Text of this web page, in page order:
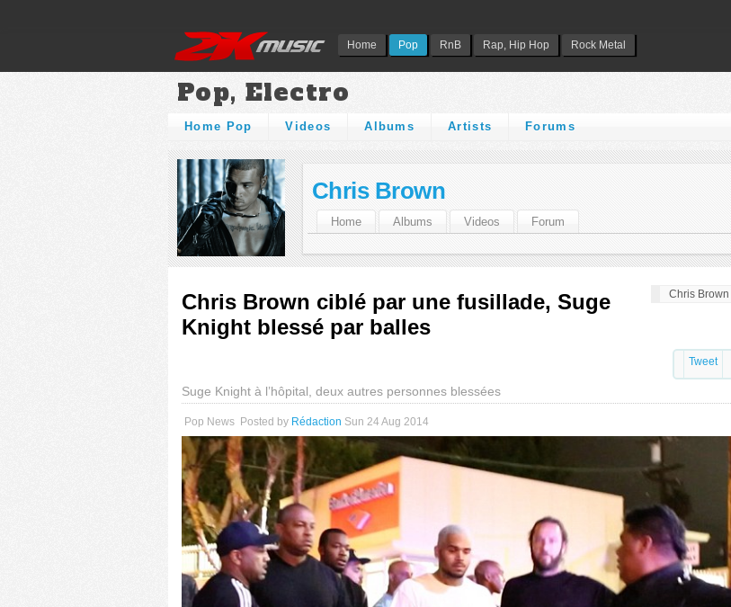
Home Pop RnB Rap, Hip Hop Rock Metal
Pop, Electro
Home Pop Videos Albums Artists Forums
Chris Brown
Home Albums Videos Forum
Chris Brown
Chris Brown ciblé par une fusillade, Suge
Knight blessé par balles
Tweet
Suge Knight à l’hôpital, deux autres personnes blessées
Pop News Posted by Rédaction Sun 24 Aug 2014